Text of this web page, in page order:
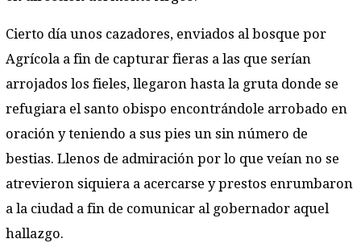
Cierto día unos cazadores, enviados al bosque por
Agrícola a fin de capturar fieras a las que serían
arrojados los fieles, llegaron hasta la gruta donde se
refugiara el santo obispo encontrándole arrobado en
oración y teniendo a sus pies un sin número de
bestias. Llenos de admiración por lo que veían no se
atrevieron siquiera a acercarse y prestos enrumbaron
a la ciudad a fin de comunicar al gobernador aquel
hallazgo.